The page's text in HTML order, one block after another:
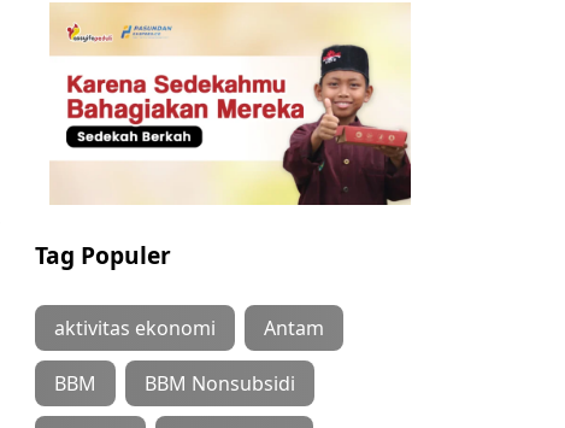
Tag Populer
aktivitas ekonomi Antam
BBM BBM Nonsubsidi